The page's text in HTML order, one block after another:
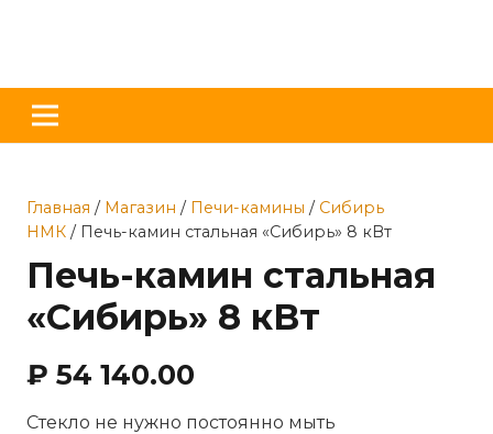
Главная / Магазин / Печи-камины / Сибирь
НМК / Печь-камин стальная «Сибирь» 8 кВт
Печь-камин стальная
«Сибирь» 8 кВт
₽ 54 140.00
Стекло не нужно постоянно мыть